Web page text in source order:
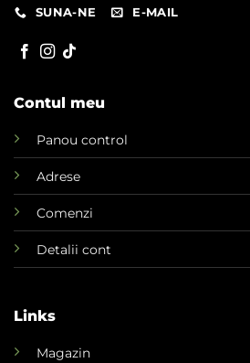
SUNA-NE E-MAIL
Contul meu
Panou control
Adrese
Comenzi
Detalii cont
Links
Magazin